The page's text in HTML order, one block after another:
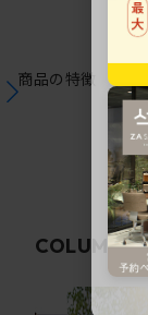
商品の特徴
COLUMN